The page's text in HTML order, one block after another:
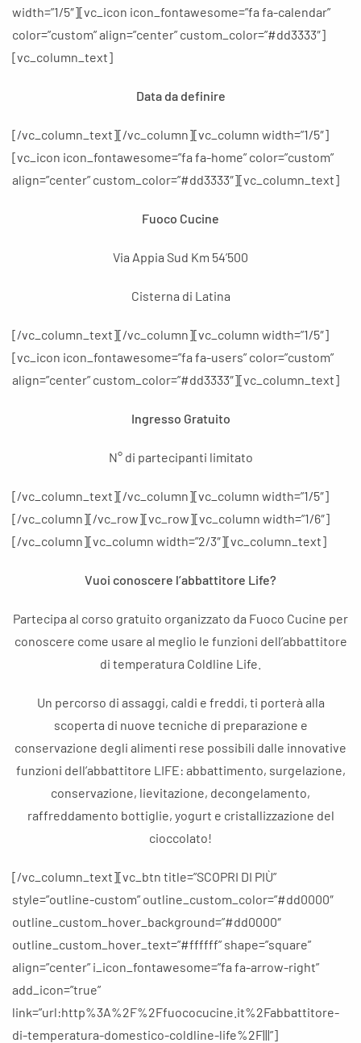
width=”1/5″][vc_icon icon_fontawesome=”fa fa-calendar”
color=”custom” align=”center” custom_color=”#dd3333″]
[vc_column_text]
Data da definire
[/vc_column_text][/vc_column][vc_column width=”1/5″]
[vc_icon icon_fontawesome=”fa fa-home” color=”custom”
align=”center” custom_color=”#dd3333″][vc_column_text]
Fuoco Cucine
Via Appia Sud Km 54’500
Cisterna di Latina
[/vc_column_text][/vc_column][vc_column width=”1/5″]
[vc_icon icon_fontawesome=”fa fa-users” color=”custom”
align=”center” custom_color=”#dd3333″][vc_column_text]
Ingresso Gratuito
N° di partecipanti limitato
[/vc_column_text][/vc_column][vc_column width=”1/5″]
[/vc_column][/vc_row][vc_row][vc_column width=”1/6″]
[/vc_column][vc_column width=”2/3″][vc_column_text]
Vuoi conoscere l’abbattitore Life?
Partecipa al corso gratuito organizzato da Fuoco Cucine per
conoscere come usare al meglio le funzioni dell’abbattitore
di temperatura Coldline Life.
Un percorso di assaggi, caldi e freddi, ti porterà alla
scoperta di nuove tecniche di preparazione e
conservazione degli alimenti rese possibili dalle innovative
funzioni dell’abbattitore LIFE: abbattimento, surgelazione,
conservazione, lievitazione, decongelamento,
raffreddamento bottiglie, yogurt e cristallizzazione del
cioccolato!
[/vc_column_text][vc_btn title=”SCOPRI DI PIÙ”
style=”outline-custom” outline_custom_color=”#dd0000″
outline_custom_hover_background=”#dd0000″
outline_custom_hover_text=”#ffffff” shape=”square”
align=”center” i_icon_fontawesome=”fa fa-arrow-right”
add_icon=”true”
link=”url:http%3A%2F%2Ffuococucine.it%2Fabbattitore-
di-temperatura-domestico-coldline-life%2F|||”]